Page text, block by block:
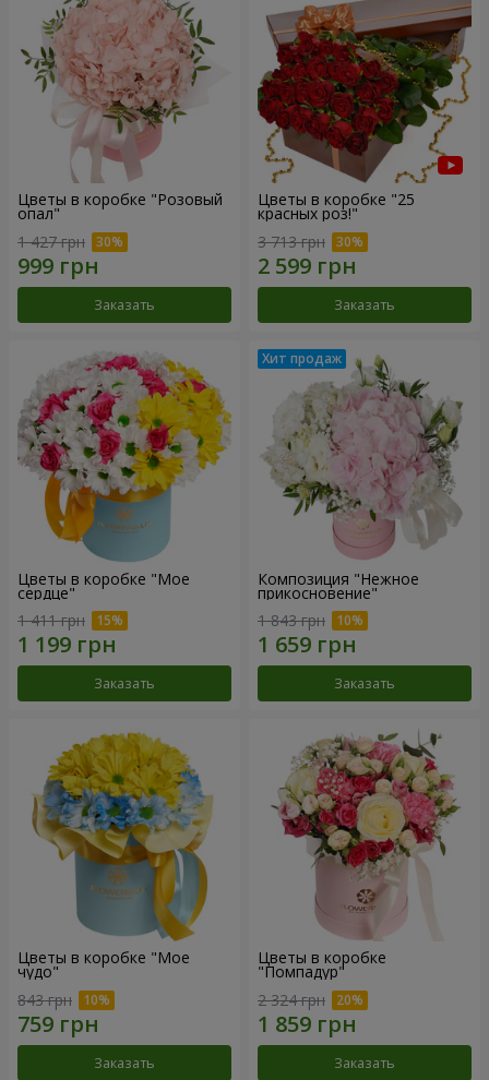
Цветы в коробке "Розовый
опал"
1 427 грн
Заказать
Цветы в коробке "25
красных роз!"
3 713 грн
Заказать
Цветы в коробке "Мое
сердце"
1 411 грн
Заказать
Композиция "Нежное
прикосновение"
1 843 грн
Заказать
Цветы в коробке "Мое
чудо"
843 грн
Заказать
Цветы в коробке
"Помпадур"
2 324 грн
Заказать